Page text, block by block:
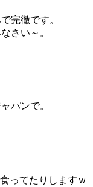
完徹です。
さい～。
パンで。
ってたりしますｗ